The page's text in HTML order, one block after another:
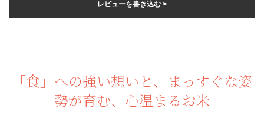
レビューを書き込む >
「食」への強い想いと、まっすぐな姿
勢が育む、心温まるお米